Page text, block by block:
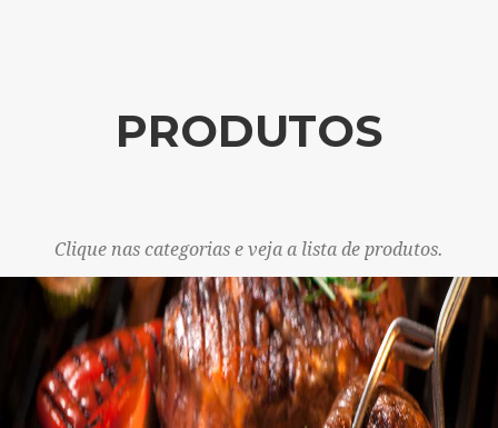
PRODUTOS
Clique nas categorias e veja a lista de produtos.
Previous